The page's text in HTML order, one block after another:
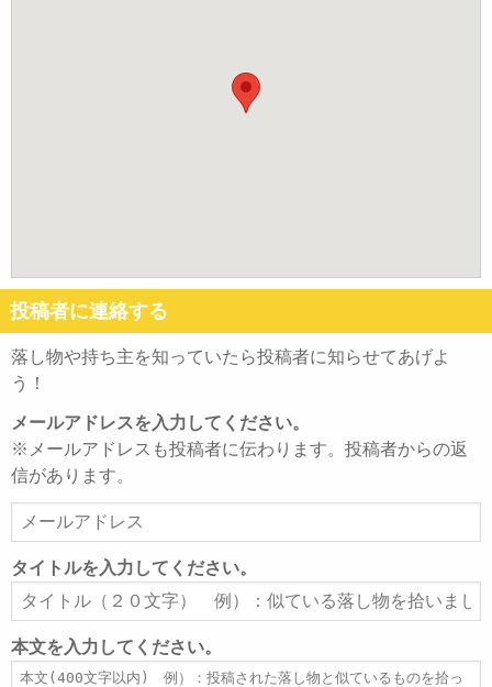
投稿者に連絡する
落し物や持ち主を知っていたら投稿者に知らせてあげよ
う！
メールアドレスを入力してください。
※メールアドレスも投稿者に伝わります。投稿者からの返
信があります。
ー
ル
ア
ド
レ
ス
タイトルを入力してください。
タ
イ
ト
ル
本文を入力してください。
本